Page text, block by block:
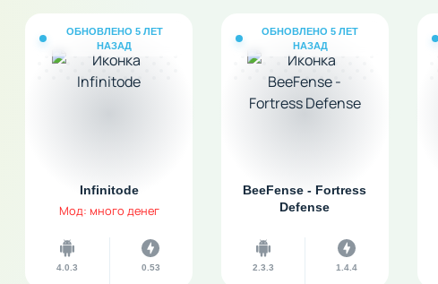
ОБНОВЛЕНО 5 ЛЕТ
НАЗАД
Infinitode
Мод: много денег
4.0.3 0.53
ОБНОВЛЕНО 5 ЛЕТ
НАЗАД
BeeFense - Fortress
Defense
2.3.3 1.4.4